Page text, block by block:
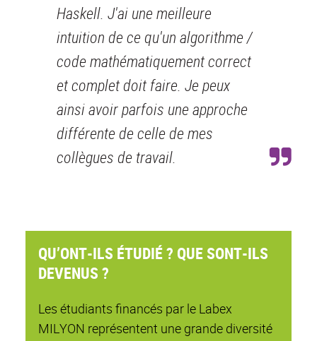
Haskell. J'ai une meilleure
intuition de ce qu'un algorithme /
code mathématiquement correct
et complet doit faire. Je peux
ainsi avoir parfois une approche
différente de celle de mes
collègues de travail.
QU’ONT-ILS ÉTUDIÉ ? QUE SONT-ILS
DEVENUS ?
Les étudiants financés par le Labex
MILYON représentent une grande diversité